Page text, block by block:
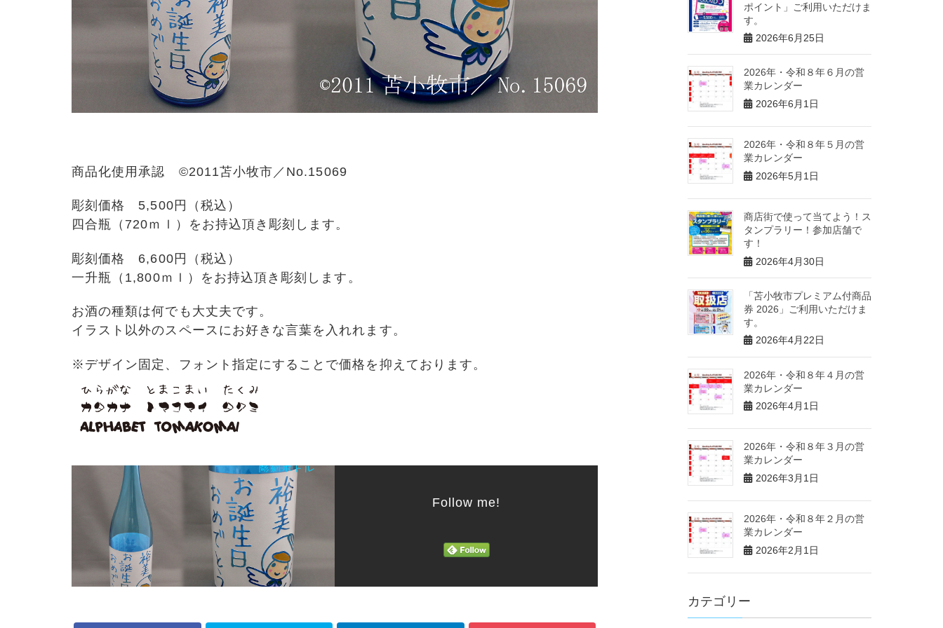
商品化使用承認 ©2011苫小牧市／No.15069
彫刻価格 5,500円（税込）
四合瓶（720ｍｌ）をお持込頂き彫刻します。
彫刻価格 6,600円（税込）
一升瓶（1,800ｍｌ）をお持込頂き彫刻します。
お酒の種類は何でも大丈夫です。
イラスト以外のスペースにお好きな言葉を入れれます。
※デザイン固定、フォント指定にすることで価格を抑えております。
Follow me!
ポイント」ご利用いただけま
す。
2026年6月25日
2026年・令和８年６月の営
業カレンダー
2026年6月1日
2026年・令和８年５月の営
業カレンダー
2026年5月1日
商店街で使って当てよう！ス
タンプラリー！参加店舗で
す！
2026年4月30日
「苫小牧市プレミアム付商品
券 2026」ご利用いただけま
す。
2026年4月22日
2026年・令和８年４月の営
業カレンダー
2026年4月1日
2026年・令和８年３月の営
業カレンダー
2026年3月1日
2026年・令和８年２月の営
業カレンダー
2026年2月1日
カテゴリー